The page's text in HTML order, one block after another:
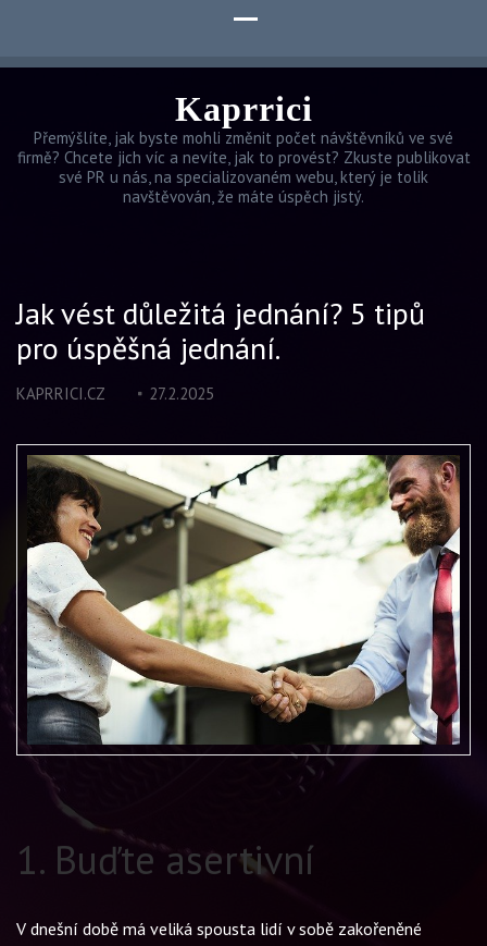
Kaprrici
Přemýšlíte, jak byste mohli změnit počet návštěvníků ve své
firmě? Chcete jich víc a nevíte, jak to provést? Zkuste publikovat
své PR u nás, na specializovaném webu, který je tolik
navštěvován, že máte úspěch jistý.
Jak vést důležitá jednání? 5 tipů
pro úspěšná jednání.
KAPRRICI.CZ 27.2.2025
1. Buďte asertivní
V dnešní době má veliká spousta lidí v sobě zakořeněné